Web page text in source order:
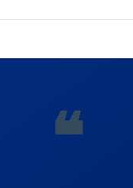
❝